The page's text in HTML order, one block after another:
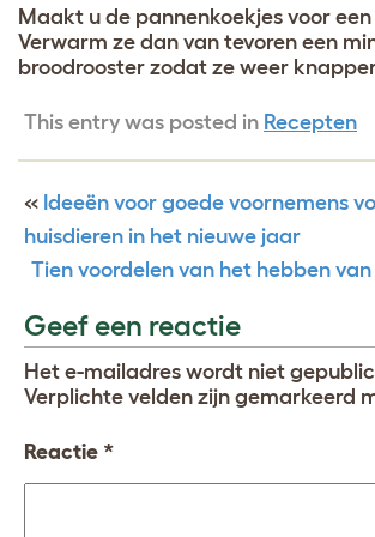
Maakt u de pannenkoekjes voor
Verwarm ze dan van tevoren een
broodrooster zodat ze weer
This entry was posted in Recepten
« Ideeën voor goede voornemens
huisdieren in het nieuwe jaar
Tien voordelen van het hebben
Geef een reactie
Het e-mailadres wordt niet
Verplichte velden zijn gemarkeerd
Reactie *